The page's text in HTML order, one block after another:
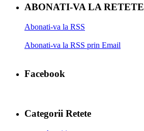
ABONATI-VA LA RETETE
Abonati-va la RSS
Abonati-va la RSS prin Email
Facebook
Categorii Retete